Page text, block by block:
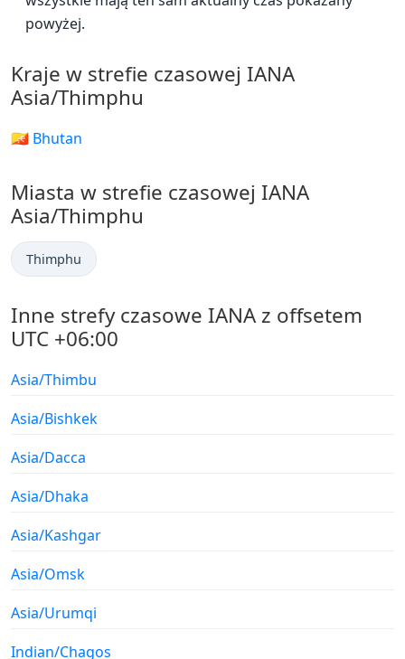
powyżej.
Kraje w strefie czasowej IANA
Asia/Thimphu
🇧🇹 Bhutan
Miasta w strefie czasowej IANA
Asia/Thimphu
Thimphu
Inne strefy czasowe IANA z offsetem
UTC +06:00
Asia/Thimbu
Asia/Bishkek
Asia/Dacca
Asia/Dhaka
Asia/Kashgar
Asia/Omsk
Asia/Urumqi
Indian/Chagos